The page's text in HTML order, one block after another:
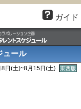
ガイド
ュール
8日(土)~8月15日(土) 東西版